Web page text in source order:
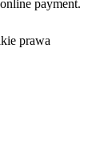
prawa